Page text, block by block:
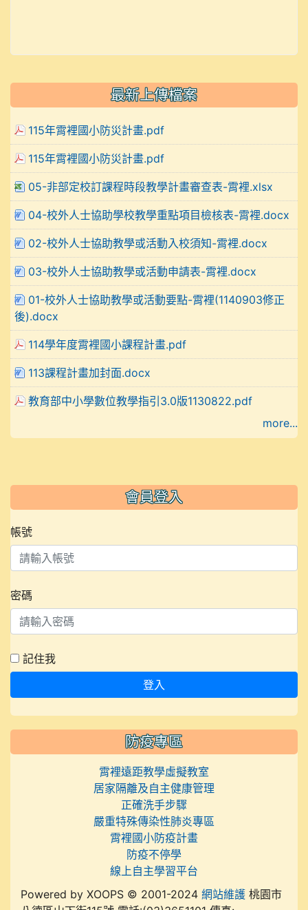
最新上傳檔案
115年霄裡國小防災計畫.pdf
115年霄裡國小防災計畫.pdf
05-非部定校訂課程時段教學計畫審查表-霄裡.xlsx
04-校外人士協助學校教學重點項目檢核表-霄裡.docx
02-校外人士協助教學或活動入校須知-霄裡.docx
03-校外人士協助教學或活動申請表-霄裡.docx
01-校外人士協助教學或活動要點-霄裡(1140903修正
後).docx
114學年度霄裡國小課程計畫.pdf
113課程計畫加封面.docx
教育部中小學數位教學指引3.0版1130822.pdf
more...
會員登入
帳號
密碼
記住我
登入
防疫專區
霄裡遠距教學虛擬教室
居家隔離及自主健康管理
正確洗手步驟
嚴重特殊傳染性肺炎專區
霄裡國小防疫計畫
防疫不停學
線上自主學習平台
Powered by XOOPS © 2001-2024 網站維護 桃園市